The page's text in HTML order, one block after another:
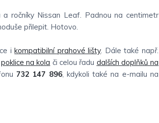
ročníky Nissan Leaf. Padnou na centimetr
přilepit. Hotovo.
ikompatibilní prahové lišty. Dále také např.
poklice na kola či celou řadu dalších doplňků na
732 147 896, kdykoli také na e-mailu na